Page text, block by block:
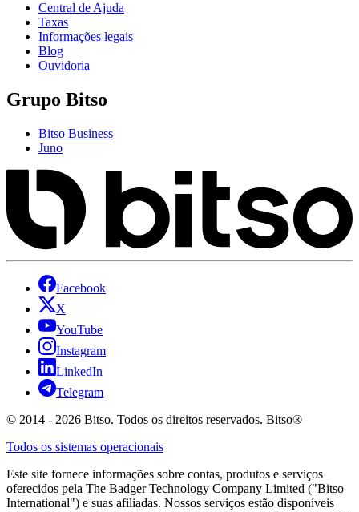
Central de Ajuda
Taxas
Informações legais
Blog
Ouvidoria
Grupo Bitso
Bitso Business
Juno
Facebook
X
YouTube
Instagram
LinkedIn
Telegram
© 2014 - 2026 Bitso. Todos os direitos reservados. Bitso®
Todos os sistemas operacionais
Este site fornece informações sobre contas, produtos e serviços
oferecidos pela The Badger Technology Company Limited ("Bitso
International") e suas afiliadas. Nossos serviços estão disponíveis